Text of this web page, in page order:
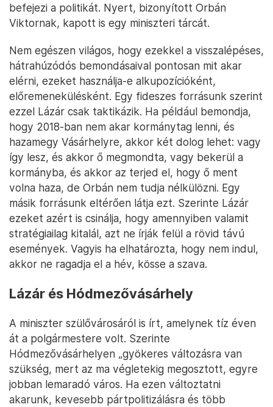
befejezi a politikát. Nyert, bizonyított Orbán
Viktornak, kapott is egy miniszteri tárcát.
Nem egészen világos, hogy ezekkel a visszalépéses,
hátrahúzódós bemondásaival pontosan mit akar
elérni, ezeket használja-e alkupozícióként,
előremenekülésként. Egy fideszes forrásunk szerint
ezzel Lázár csak taktikázik. Ha például bemondja,
hogy 2018-ban nem akar kormánytag lenni, és
hazamegy Vásárhelyre, akkor két dolog lehet: vagy
így lesz, és akkor ő megmondta, vagy bekerül a
kormányba, és akkor az terjed el, hogy ő ment
volna haza, de Orbán nem tudja nélkülözni. Egy
másik forrásunk eltérően látja ezt. Szerinte Lázár
ezeket azért is csinálja, hogy amennyiben valamit
stratégiailag kitalál, azt ne írják felül a rövid távú
események. Vagyis ha elhatározta, hogy nem indul,
akkor ne ragadja el a hév, kösse a szava.
Lázár és Hódmezővásárhely
A miniszter szülővárosáról is írt, amelynek tíz éven
át a polgármestere volt. Szerinte
Hódmezővásárhelyen „gyökeres változásra van
szükség, mert az ma végletekig megosztott, egyre
jobban lemaradó város. Ha ezen változtatni
akarunk, kevesebb pártpolitizálásra és több